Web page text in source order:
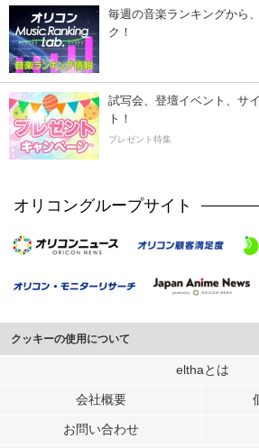
毎週の音楽ランキングから
ク！
試写会、登壇イベント、サ
ト！
プレゼント特集
オリコングループサイト
クッキーの使用について
このサイトでは Cookie を使用して、ユーザーに
行っています。
メディアや広告配信、データ解析の各パートナー
elthaとは
会社概要
お問い合わせ